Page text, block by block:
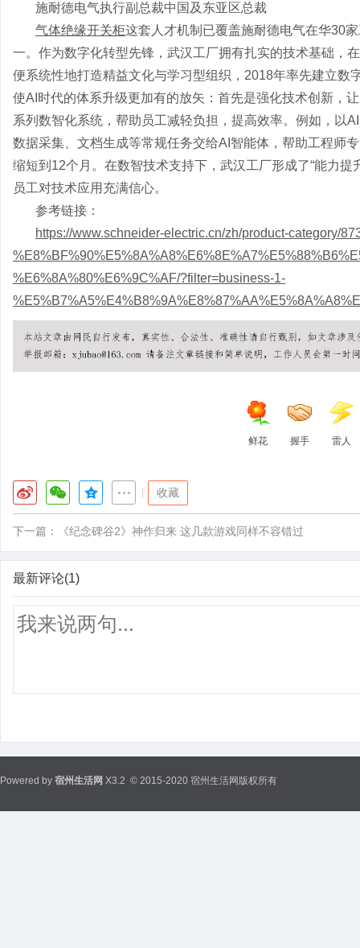
施耐德电气执行副总裁中国及东亚区总裁
气体绝缘开关柜这套人才机制已覆盖施耐德电气在华30
一。作为数字化转型先锋，武汉工厂拥有扎实的技术基础，
便系统性地打造精益文化与学习型组织，2018年率先建立数
使AI时代的体系升级更加有的放矢：首先是强化技术创新，
系列数智化系统，帮助员工减轻负担，提高效率。例如，以
数据采集、文档生成等常规任务交给AI智能体，帮助工程师
缩短到12个月。在数智技术支持下，武汉工厂形成了“能力
员工对技术应用充满信心。
参考链接：
https://www.schneider-electric.cn/zh/product-category/
%E6%8A%80%E6%9C%AF/?filter=business-1-
鲜花 握手 雷人
收藏
下一篇： 《纪念碑谷2》神作归来 这几款游戏同样不容错过
最新评论(1)
Powered by 宿州生活网 X3.2 © 2015-2020 宿州生活网版权所有